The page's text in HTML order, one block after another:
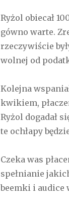
Ryżol obiecał
gówno warte.
rzeczywiście
wolnej od
Kolejna
kwikiem,
Ryżol dogadał
te ochłapy
Czeka was
spełnianie
beemki i audice